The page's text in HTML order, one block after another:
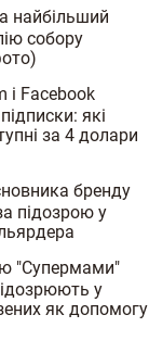
найбільший
собору
і Facebook
які
за 4 долари
бренду
підозрою у
"Супермами"
у
як допомогу